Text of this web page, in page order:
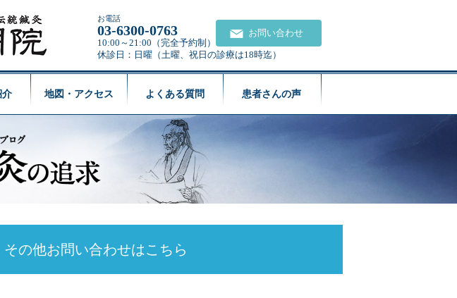
お電話
03-6300-0763
10:00～21:00（完全予約制）
お問い合わせ
休診日：日曜（土曜、祝日の診療は18時迄）
介 地図・アクセス よくある質問 患者さんの声
その他お問い合わせはこちら